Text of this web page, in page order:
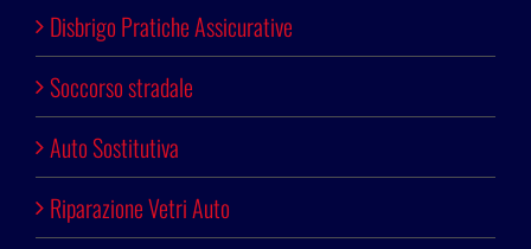
Disbrigo Pratiche Assicurative
Soccorso stradale
Auto Sostitutiva
Riparazione Vetri Auto